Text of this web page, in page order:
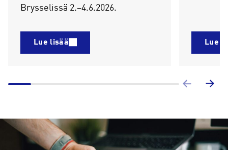
Brysselissä 2.–4.6.2026.
Lue lisää Lue